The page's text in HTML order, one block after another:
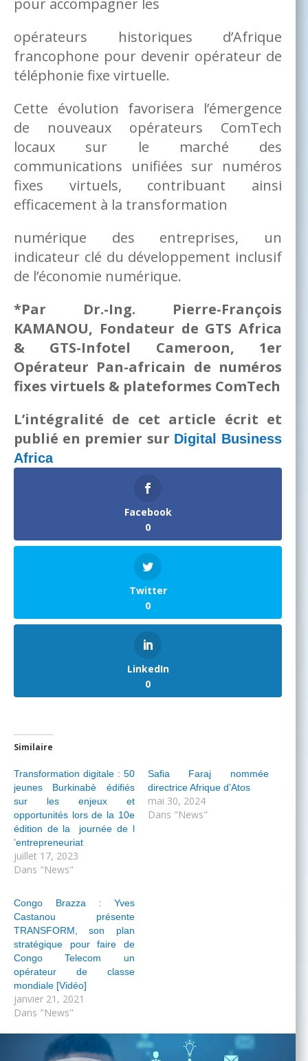
pour accompagner les
opérateurs historiques d’Afrique
francophone pour devenir opérateur de
téléphonie fixe virtuelle.
Cette évolution favorisera l’émergence
de nouveaux opérateurs ComTech
locaux sur le marché des
communications unifiées sur numéros
fixes virtuels, contribuant ainsi
efficacement à la transformation
numérique des entreprises, un
indicateur clé du développement inclusif
de l’économie numérique.
*Par Dr.-Ing. Pierre-François
KAMANOU, Fondateur de GTS Africa
& GTS-Infotel Cameroon, 1er
Opérateur Pan-africain de numéros
fixes virtuels & plateformes ComTech
L’intégralité de cet article écrit et
publié en premier sur Digital Business
Africa
Facebook
0
Twitter
0
LinkedIn
0
Similaire
Transformation digitale : 50
jeunes Burkinabè édifiés
sur les enjeux et
opportunités lors de la 10e
édition de la journée de l
’entrepreneuriat
juillet 17, 2023
Dans "News"
Safia Faraj nommée
directrice Afrique d’Atos
mai 30, 2024
Dans "News"
Congo Brazza : Yves
Castanou présente
TRANSFORM, son plan
stratégique pour faire de
Congo Telecom un
opérateur de classe
mondiale [Vidéo]
janvier 21, 2021
Dans "News"